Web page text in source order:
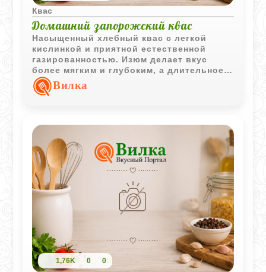
Квас
Домашний запорожский квас
Насыщенный хлебный квас с легкой
кислинкой и приятной естественной
газированностью. Изюм делает вкус
более мягким и глубоким, а длительное
брожение придает напитку
выразительный домашний характер.
Вилка
1,76K 0 0